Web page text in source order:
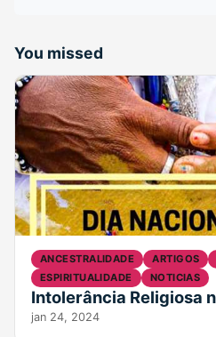
You missed
ANCESTRALIDADE ARTIGOS
ESPIRITUALIDADE
NOTICIAS
Intolerância Religiosa
jan 24, 2024